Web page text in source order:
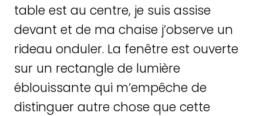
table est au centre, je suis assise
devant et de ma chaise j’observe un
rideau onduler. La fenêtre est ouverte
sur un rectangle de lumière
éblouissante qui m’empêche de
distinguer autre chose que cette